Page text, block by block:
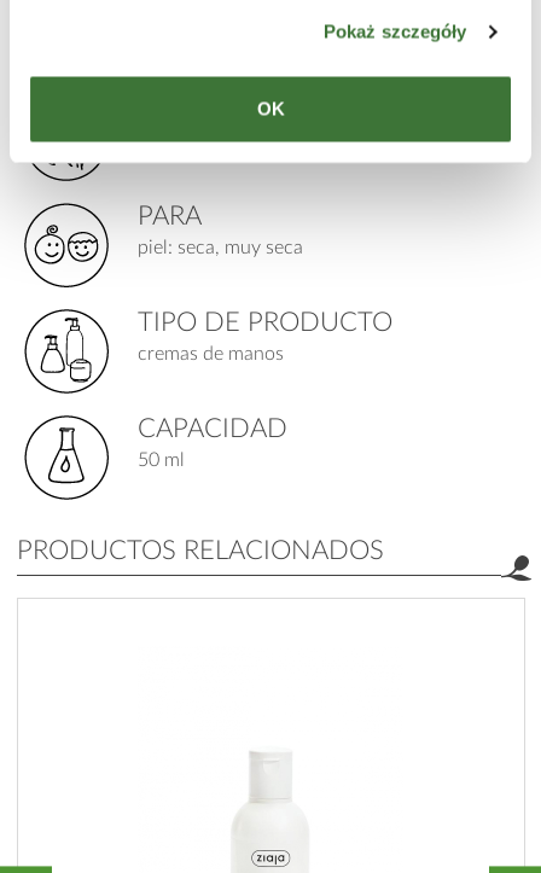
Pokaż szczegóły
OK
complejo de leche de cabra, aceite de oliva, manteca de
leche de cabra
PARA
piel: seca, muy seca
TIPO DE PRODUCTO
cremas de manos
CAPACIDAD
50 ml
PRODUCTOS RELACIONADOS